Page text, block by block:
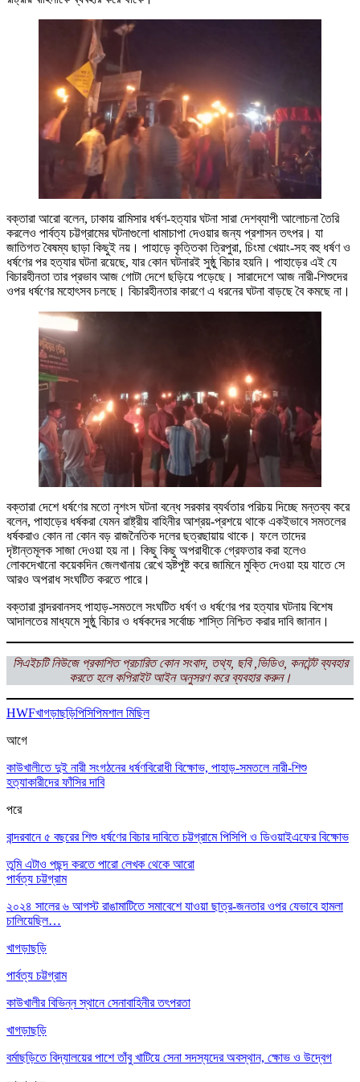
বক্তারা আরো বলেন, ঢাকায় রামিসার ধর্ষণ-হত্যার ঘটনা সারা দেশব্যাপী আলোচনা তৈরি
করলেও পার্বত্য চট্টগ্রামের ঘটনাগুলো ধামাচাপা দেওয়ার জন্য প্রশাসন তৎপর। যা
জাতিগত বৈষম্য ছাড়া কিছুই নয়। পাহাড়ে কৃত্তিকা ত্রিপুরা, চিংমা খেয়াং-সহ বহু ধর্ষণ ও
ধর্ষণের পর হত্যার ঘটনা রয়েছে, যার কোন ঘটনারই সুষ্ঠু বিচার হয়নি। পাহাড়ের এই যে
বিচারহীনতা তার প্রভাব আজ গোটা দেশে ছড়িয়ে পড়েছে। সারাদেশে আজ নারী-শিশুদের
ওপর ধর্ষণের মহোৎসব চলছে। বিচারহীনতার কারণে এ ধরনের ঘটনা বাড়ছে বৈ কমছে না।
বক্তারা দেশে ধর্ষণের মতো নৃশংস ঘটনা বন্ধে সরকার ব্যর্থতার পরিচয় দিচ্ছে মন্তব্য করে
বলেন, পাহাড়ের ধর্ষকরা যেমন রাষ্ট্রীয় বাহিনীর আশ্রয়-প্রশয়ে থাকে একইভাবে সমতলের
ধর্ষকরাও কোন না কোন বড় রাজনৈতিক দলের ছত্রছায়ায় থাকে। ফলে তাদের
দৃষ্টান্তমূলক সাজা দেওয়া হয় না। কিছু কিছু অপরাধীকে গ্রেফতার করা হলেও
লোকদেখানো কয়েকদিন জেলখানায় রেখে হৃষ্টপুষ্ট করে জামিনে মুক্তি দেওয়া হয় যাতে সে
আরও অপরাধ সংঘটিত করতে পারে।
বক্তারা বান্দরবানসহ পাহাড়-সমতলে সংঘটিত ধর্ষণ ও ধর্ষণের পর হত্যার ঘটনায় বিশেষ
আদালতের মাধ্যমে সুষ্ঠু বিচার ও ধর্ষকদের সর্বোচ্চ শাস্তি নিশ্চিত করার দাবি জানান।
সিএইচটি নিউজে প্রকাশিত প্রচারিত কোন সংবাদ, তথ্য, ছবি ,ভিডিও, কনটেন্ট ব্যবহার
করতে হলে কপিরাইট আইন অনুসরণ করে ব্যবহার করুন।
HWFখাগড়াছড়িপিসিপিমশাল মিছিল
আগে
কাউখালীতে দুই নারী সংগঠনের ধর্ষণবিরোধী বিক্ষোভ, পাহাড়-সমতলে নারী-শিশু
হত্যাকারীদের ফাঁসির দাবি
পরে
বান্দরবানে ৫ বছরের শিশু ধর্ষণের বিচার দাবিতে চট্টগ্রামে পিসিপি ও ডিওয়াইএফের বিক্ষোভ
তুমি এটাও পছন্দ করতে পারো লেখক থেকে আরো
পার্বত্য চট্টগ্রাম
২০২৪ সালের ৬ আগস্ট রাঙামাটিতে সমাবেশে যাওয়া ছাত্র-জনতার ওপর যেভাবে হামলা
চালিয়েছিল…
খাগড়াছড়ি
পার্বত্য চট্টগ্রাম
কাউখালীর বিভিন্ন স্থানে সেনাবাহিনীর তৎপরতা
খাগড়াছড়ি
বর্মাছড়িতে বিদ্যালয়ের পাশে তাঁবু খাটিয়ে সেনা সদস্যদের অবস্থান, ক্ষোভ ও উদ্বেগ